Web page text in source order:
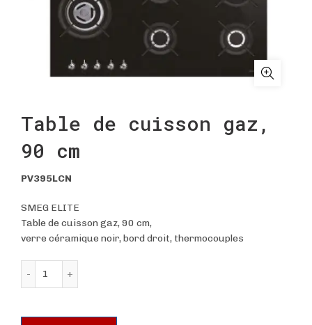
Table de cuisson gaz,
90 cm
PV395LCN
SMEG ELITE
Table de cuisson gaz, 90 cm,
verre céramique noir, bord droit, thermocouples